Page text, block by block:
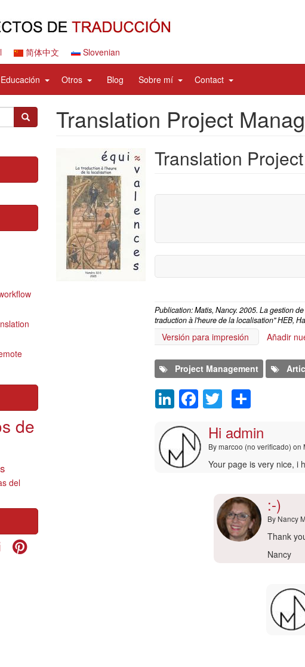
简体中文 Slovenian
Educación expand
items
Otros expand
items
Blog Sobre mí expand
items
Contact expand
items
Buscar
de
del
Translation Project
Translation
Publication: Matis, Nancy. 2005. La gestion
traduction à l'heure de la localisation" HEB,
Versión para impresión Añadir
Project Management
LinkedIn
Facebook
TwitterShare
Hi admin
Bymarcoo (no verificado) on
Your page is very nice, i
:-)
By Nancy
En
respuesta
a
por
marcoo
(no
verificado)
Thank
Nancy